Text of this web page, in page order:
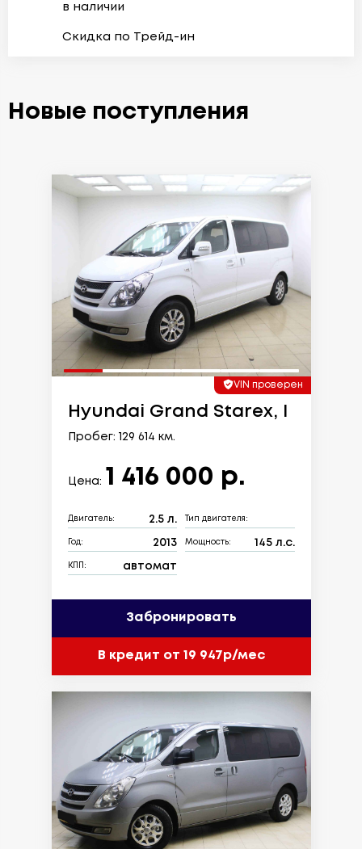
в наличии
Скидка по Трейд-ин
Новые поступления
VIN проверен
Hyundai Grand Starex, I
Пробег: 129 614 км.
Цена: 1 416 000 р.
Двигатель: 2.5 л. Тип двигателя:
Год: 2013 Мощность: 145 л.с.
КПП: автомат
Забронировать
В кредит от 19 947р/мес